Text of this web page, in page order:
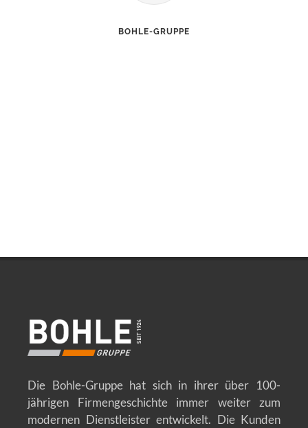
BOHLE-GRUPPE
Die Bohle-Gruppe hat sich in ihrer über 100-
jährigen Firmengeschichte immer weiter zum
modernen Dienstleister entwickelt. Die Kunden